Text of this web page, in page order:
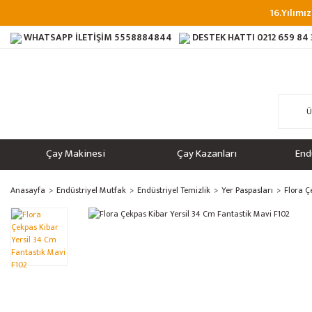
WHATSAPP İLETİŞİM 5558884844 DESTEK HATTI 0212 659 84
Çay Makinesi Çay Kazanları
Anasayfa Endüstriyel Mutfak Endüstriyel Temizlik Yer Paspasları Flora